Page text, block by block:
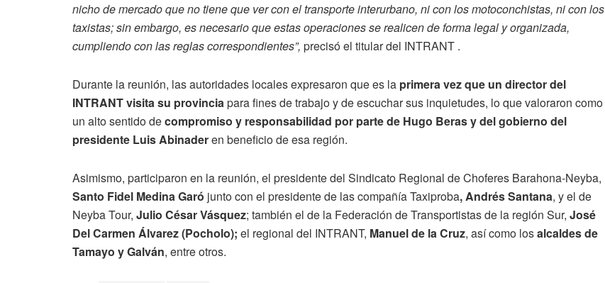
nicho de mercado que no tiene que ver con el transporte interurbano, ni con los motoconchistas, ni con los
taxistas; sin embargo, es necesario que estas operaciones se realicen de forma legal y organizada,
cumpliendo con las reglas correspondientes”, precisó el titular del INTRANT .
Durante la reunión, las autoridades locales expresaron que es la primera vez que un director del
INTRANT visita su provinciapara fines de trabajo y de escuchar sus inquietudes, lo que valoraron como
un alto sentido decompromiso y responsabilidad por parte de Hugo Beras y del gobierno del
presidente Luis Abinaderen beneficio de esa región.
Asimismo, participaron en la reunión, el presidente del Sindicato Regional de Choferes Barahona-Neyba,
Santo Fidel Medina Garó junto con el presidente de las compañía Taxiproba,Andrés Santana, y el de
Neyba Tour, Julio César Vásquez; también el de la Federación de Transportistas de la región Sur, José
Del Carmen Álvarez (Pocholo); el regional del INTRANT, Manuel de la Cruz, así como losalcaldes de
Tamayo y Galván, entre otros.